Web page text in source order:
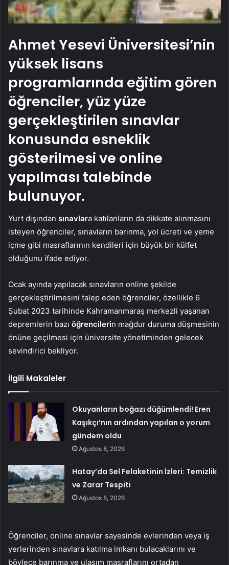
Ahmet Yesevi Üniversitesi’nin
yüksek lisans
programlarında eğitim gören
öğrenciler, yüz yüze
gerçekleştirilen sınavlar
konusunda esneklik
gösterilmesi ve online
yapılması talebinde
bulunuyor.
Yurt dışından sınavlara katılanların da dikkate alınmasını
isteyen öğrenciler, sınavların barınma, yol ücreti ve yeme
içme gibi masraflarının kendileri için büyük bir külfet
olduğunu ifade ediyor.
Ocak ayında yapılacak sınavların online şekilde
gerçekleştirilmesini talep eden öğrenciler, özellikle 6
Şubat 2023 tarihinde Kahramanmaraş merkezli yaşanan
depremlerin bazı öğrencilerin mağdur duruma düşmesinin
önüne geçilmesi için üniversite yönetiminden gelecek
sevindirici bekliyor.
İlgili Makaleler
Okuyanların boğazı düğümlendi! Eren
Kaşıkçı’nın ardından yapılan o yorum
gündem oldu
Ağustos 8, 2026
Hatay’da Sel Felaketinin İzleri: Temizlik
ve Zarar Tespiti
Ağustos 8, 2026
Öğrenciler, online sınavlar sayesinde evlerinden veya iş
yerlerinden sınavlara katılma imkanı bulacaklarını ve
böylece barınma ve ulaşım masraflarını ortadan